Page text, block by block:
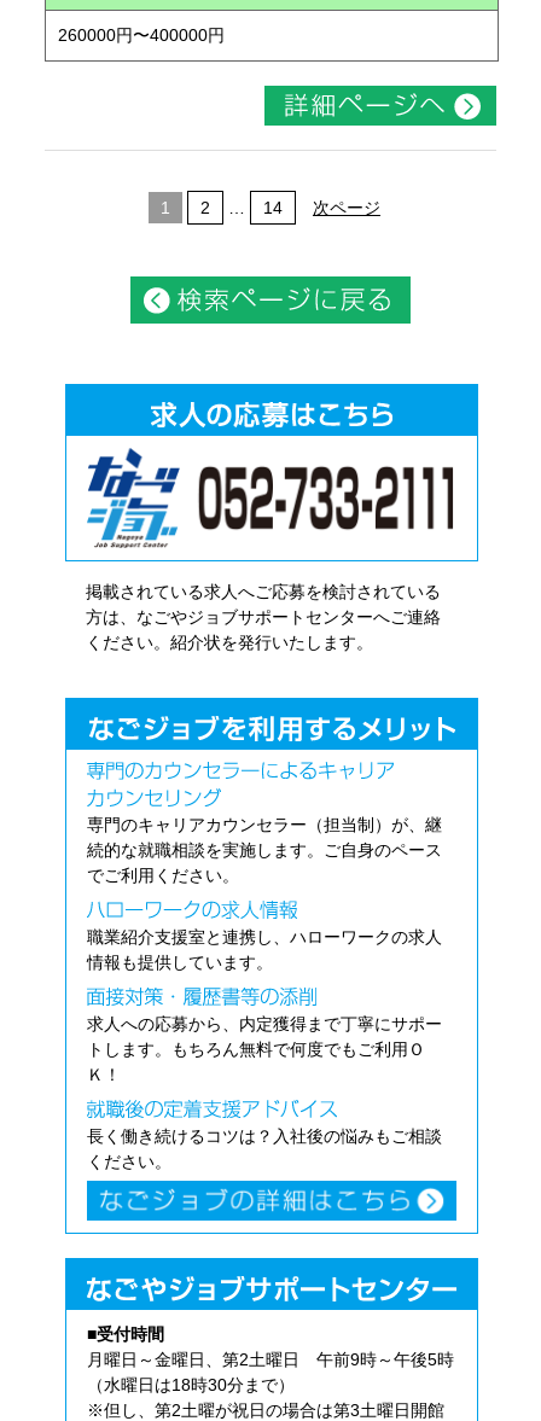
260000円〜400000円
1 2 14 次ページ
掲載されている求人へご応募を検討されている
方は、なごやジョブサポートセンターへご連絡
ください。紹介状を発行いたします。
専門のキャリアカウンセラー（担当制）が、継
続的な就職相談を実施します。ご自身のペース
でご利用ください。
職業紹介支援室と連携し、ハローワークの求人
情報も提供しています。
求人への応募から、内定獲得まで丁寧にサポー
トします。もちろん無料で何度でもご利用Ｏ
Ｋ！
長く働き続けるコツは？入社後の悩みもご相談
ください。
■受付時間
月曜日～金曜日、第2土曜日 午前9時～午後5時
（水曜日は18時30分まで）
※但し、第2土曜が祝日の場合は第3土曜日開館